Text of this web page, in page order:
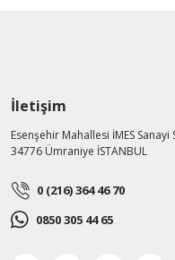
İletişim
Esenşehir Mahallesi İMES
34776 Ümraniye İSTANBUL
0 (216) 364 46 70
0850 305 44 65